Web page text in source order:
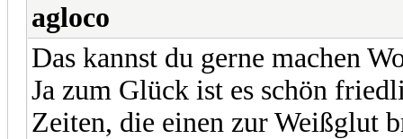
agloco
Das kannst du gerne machen
Ja zum Glück ist es schön
Zeiten, die einen zur Weißglut